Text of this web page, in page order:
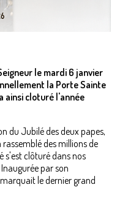
le mardi 6 janvier
la Porte Sainte
ainsi cloturé l'année
du Jubilé des deux papes,
des millions de
s'est clôturé dans nos
par son
le dernier grand